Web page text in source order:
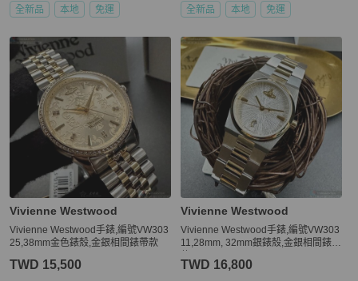
全新品 本地 免運 全新品 本地 免運
Vivienne Westwood
Vivienne Westwood手錶,編號VW303
25,38mm金色錶殼,金銀相間錶帶款
TWD 15,500
Vivienne Westwood
Vivienne Westwood手錶,編號VW303
11,28mm, 32mm銀錶殼,金銀相間錶帶
TWD 16,800